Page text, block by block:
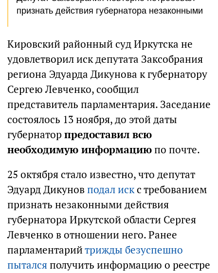
признать действия губернатора незаконными
Кировский районный суд Иркутска не
удовлетворил иск депутата Заксобрания
региона Эдуарда Дикунова к губернатору
Сергею Левченко, сообщил
представитель парламентария. Заседание
состоялось 13 ноября, до этой даты
губернатор предоставил всю
необходимую информациюпо почте.
25 октября стало известно, что депутат
Эдуард Дикунов подал искс требованием
признать незаконными действия
губернатора Иркутской области Сергея
Левченко в отношении него. Ранее
парламентарийтрижды безуспешно
пыталсяполучить информацию о реестре